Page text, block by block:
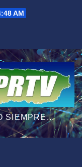
AM
SIEMPRE...